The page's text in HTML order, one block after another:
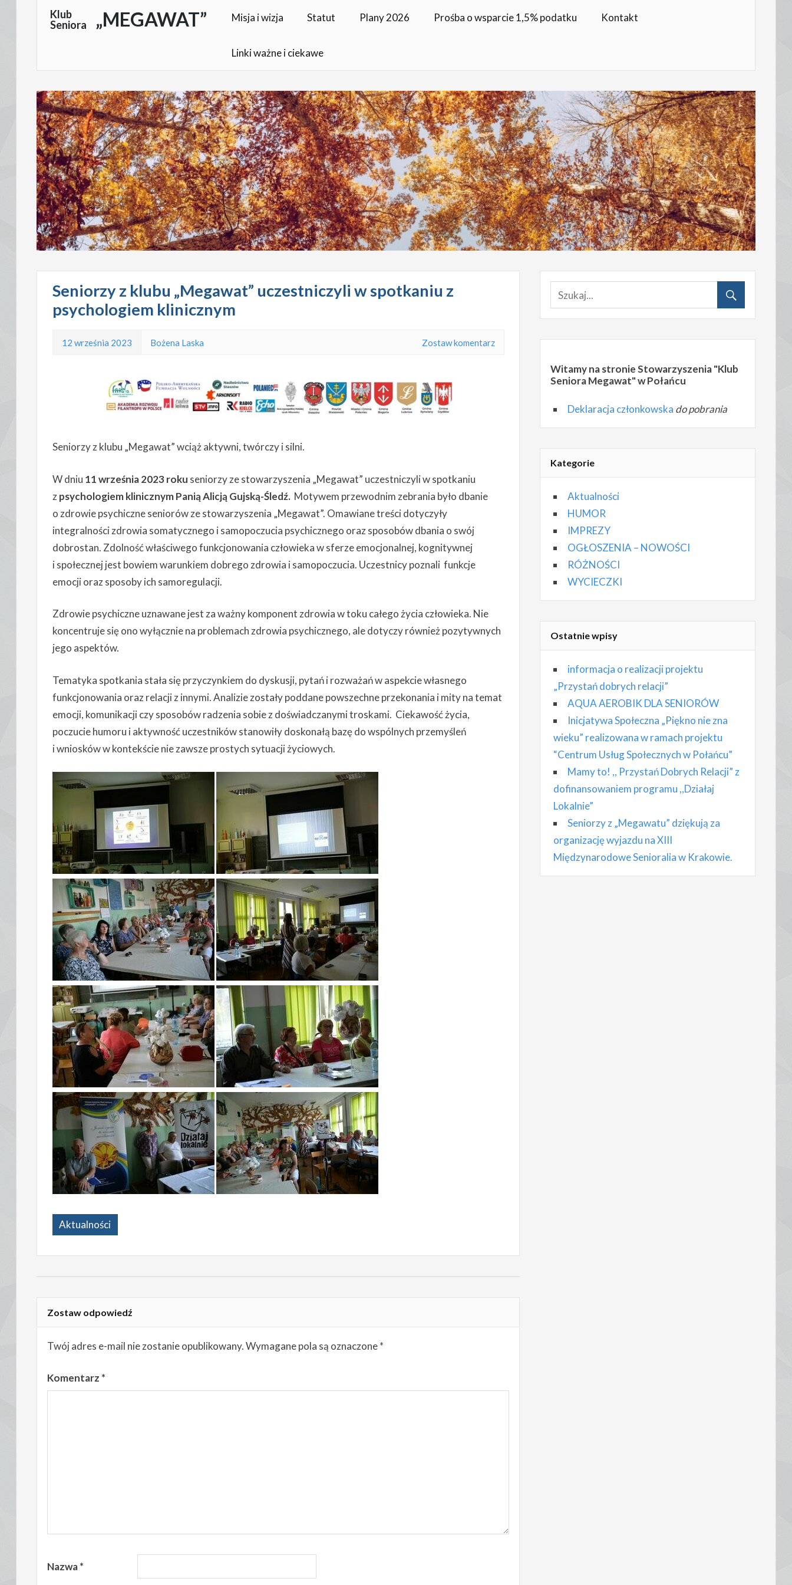
SkoczKlub
Seniora
„MEGAWAT” Misja i wizja Statut Plany 2026 Prośba o wsparcie 1,5% podatku Kontakt
Linki ważne i ciekawe
Seniorzy z klubu „Megawat” uczestniczyli w spotkaniu z
psychologiem klinicznym
12 września 2023 Bożena Laska Zostaw komentarz
Seniorzy z klubu „Megawat” wciąż aktywni, twórczy i silni.
W dniu 11 września 2023 roku seniorzy ze stowarzyszenia „Megawat” uczestniczyli w spotkaniu
zpsychologiem klinicznym Panią Alicją Gujską-Śledź. Motywem przewodnim zebrania było dbanie
o zdrowie psychiczne seniorów ze stowarzyszenia „Megawat”. Omawiane treści dotyczyły
integralności zdrowia somatycznego i samopoczucia psychicznego oraz sposobów dbania o swój
dobrostan. Zdolność właściwego funkcjonowania człowieka w sferze emocjonalnej, kognitywnej
i społecznej jest bowiem warunkiem dobrego zdrowia i samopoczucia. Uczestnicy poznali funkcje
emocji oraz sposoby ich samoregulacji.
Zdrowie psychiczne uznawane jest za ważny komponent zdrowia w toku całego życia człowieka. Nie
koncentruje się ono wyłącznie na problemach zdrowia psychicznego, ale dotyczy również pozytywnych
jego aspektów.
Tematyka spotkania stała się przyczynkiem do dyskusji, pytań i rozważań w aspekcie własnego
funkcjonowania oraz relacji z innymi. Analizie zostały poddane powszechne przekonania i mity na temat
emocji, komunikacji czy sposobów radzenia sobie z doświadczanymi troskami. Ciekawość życia,
poczucie humoru i aktywność uczestników stanowiły doskonałą bazę do wspólnych przemyśleń
i wniosków w kontekście nie zawsze prostych sytuacji życiowych.
Aktualności
Zostaw odpowiedź
Twój adres e-mail nie zostanie opublikowany.Wymagane pola są oznaczone*
Komentarz *
Nazwa*
Witamy na stronie Stowarzyszenia "Klub
Seniora Megawat" w Połańcu
Deklaracja członkowska do pobrania
Kategorie
Aktualności
HUMOR
IMPREZY
OGŁOSZENIA – NOWOŚCI
RÓŻNOŚCI
WYCIECZKI
Ostatnie wpisy
informacja o realizacji projektu
„Przystań dobrych relacji”
AQUA AEROBIK DLA SENIORÓW
Inicjatywa Społeczna „Piękno nie zna
wieku” realizowana w ramach projektu
“Centrum Usług Społecznych w Połańcu”
Mamy to! ,, Przystań Dobrych Relacji” z
dofinansowaniem programu ,,Działaj
Lokalnie”
Seniorzy z „Megawatu” dziękują za
organizację wyjazdu na XIII
Międzynarodowe Senioralia w Krakowie.